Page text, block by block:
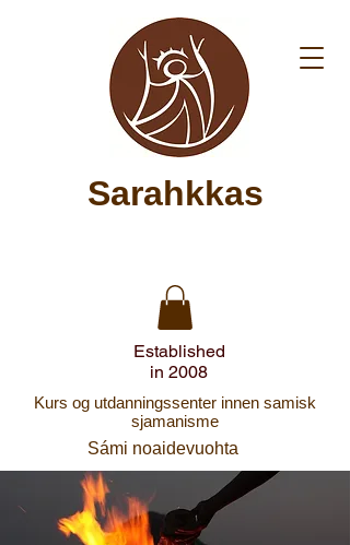
Sarahkkas
Kurs og utdanningssenter innen samisk
sjamanisme
Established
in 2008
Sámi noaidevuohta